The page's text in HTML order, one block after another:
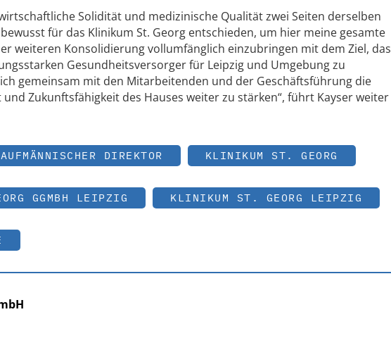
Solidität und medizinische Qualität zwei Seiten derselben
für das Klinikum St. Georg entschieden, um hier meine gesamte
weiteren Konsolidierung vollumfänglich einzubringen mit dem Ziel, das
Gesundheitsversorger für Leipzig und Umgebung zu
gemeinsam mit den Mitarbeitenden und der Geschäftsführung die
Zukunftsfähigkeit des Hauses weiter zu stärken“, führt Kayser weiter
DIREKTOR KLINIKUM ST. GEORG
GGMBH LEIPZIG KLINIKUM ST. GEORG LEIPZIG